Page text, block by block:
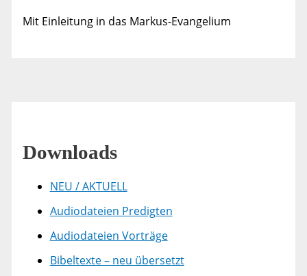
Mit Einleitung in das Markus-Evangelium
Downloads
NEU / AKTUELL
Audiodateien Predigten
Audiodateien Vorträge
Bibeltexte – neu übersetzt